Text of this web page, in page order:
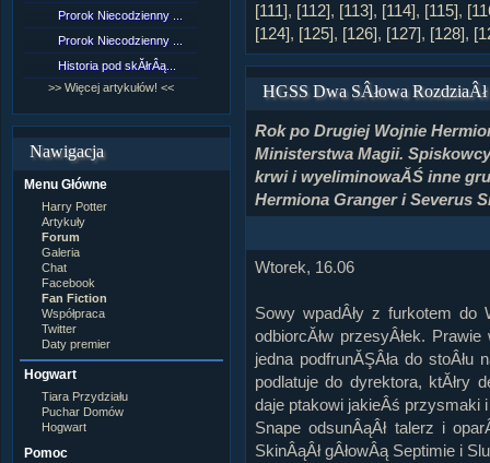
Lord Voldemort
Lucjusz Malfoy
Luna Lovegood
Minerwa MacGonagall
Neville Longbottom
Nimfadora Tonks
Ron Weasley
Rose Weasley
Rowena Ravenclaw
Salazar Slytherin
Scorpius Malfoy
Severus Snape
Syriusz Black
Teddy Lupin
wÂłasna postaĂŚ
Prorok Niecodzienny ...
Prorok Niecodzienny ...
Historia pod skĂłrÂą...
>> Więcej artykułów! <<
[NZ]RozdziaÂł 9 cz....
[NZ]RozdziaÂł 8 cz....
[NZ]RozdziaÂł 8 cz....
>> Więcej fan fiction! <<
Nawigacja
Menu Główne
Harry Potter
Artykuły
Forum
Galeria
Chat
Facebook
Fan Fiction
Współpraca
Twitter
Daty premier
Hogwart
Tiara Przydziału
Puchar Domów
Hogwart
Pomoc
[111], [112], [113], [114], [115],
[124], [125], [126], [127], [128],
HGSS Dwa SÂłowa
Rok po Drugiej Wojnie
Ministerstwa Magii.
krwi i wyeliminowaĂŚ inne
Hermiona Granger i Severus
Wtorek, 16.06
Sowy wpadÂły z furkotem do
odbiorcĂłw przesyÂłek.
jedna podfrunĂŞÂła do stoÂłu
podlatuje do dyrektora, ktĂłry
daje ptakowi jakieÂś przysmaki
Snape odsunÂąÂł talerz i
SkinÂąÂł gÂłowÂą Septimie i